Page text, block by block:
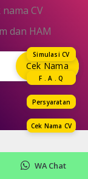
CV
dan HAM
Simulasi CV
F . A . Q
Persyaratan
Cek Nama CV
WA Chat